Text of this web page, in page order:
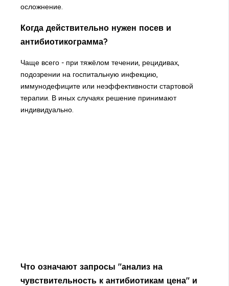
осложнение.
Когда действительно нужен посев и
антибиотикограмма?
Чаще всего - при тяжёлом течении, рецидивах,
подозрении на госпитальную инфекцию,
иммунодефиците или неэффективности стартовой
терапии. В иных случаях решение принимают
индивидуально.
Что означают запросы "анализ на
чувствительность к антибиотикам цена" и